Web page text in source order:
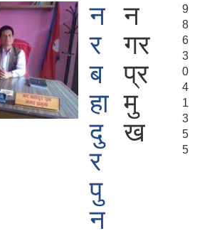
न
र
ब
हा
दु
र
पु
न
न
गर
प्र
मु
ख
9
8
6
3
0
4
1
3
5
5